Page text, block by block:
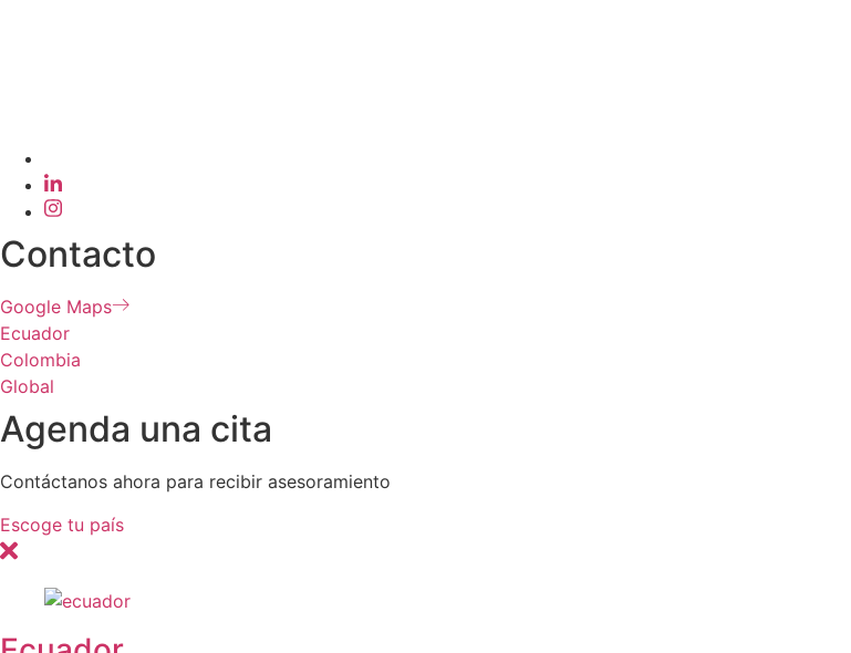
Contacto
Google Maps
Ecuador
Colombia
Global
Agenda una cita
Contáctanos ahora para recibir asesoramiento
Escoge tu país